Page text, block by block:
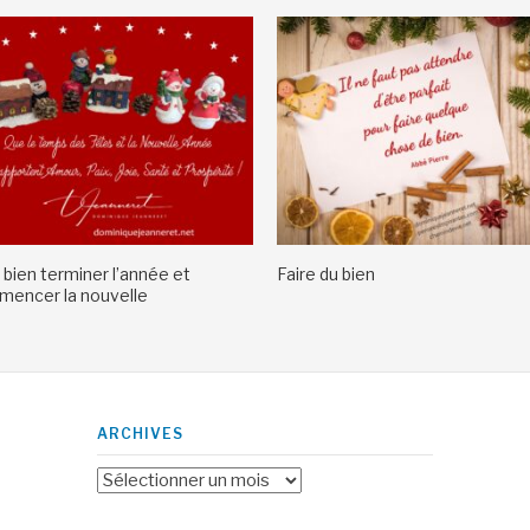
bien terminer l’année et
la nouvelle
Faire du bien
ARCHIVES
Archives